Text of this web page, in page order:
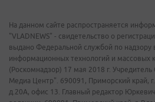
На данном сайте распространяется
"VLADNEWS" - свидетельство о
выдано Федеральной службой по надзору
информационных технологий и массовых
(Роскомнадзор) 17 мая 2018 г.
Медиа Центр". 690091, Приморский край,
д.20А, офис 13. Главный редактор